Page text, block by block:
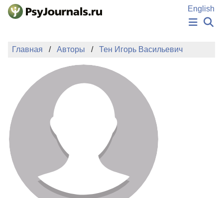
Перейти к основному содержанию
English
НОВОСТИ
АВТОРЫ
ПОДАТЬ РУКОПИСЬ
БАЗА ЗНАНИЙ
КЛЮЧЕВЫЕ СЛОВА
Регистрация
Главная Авторы Тен Игорь Васильевич